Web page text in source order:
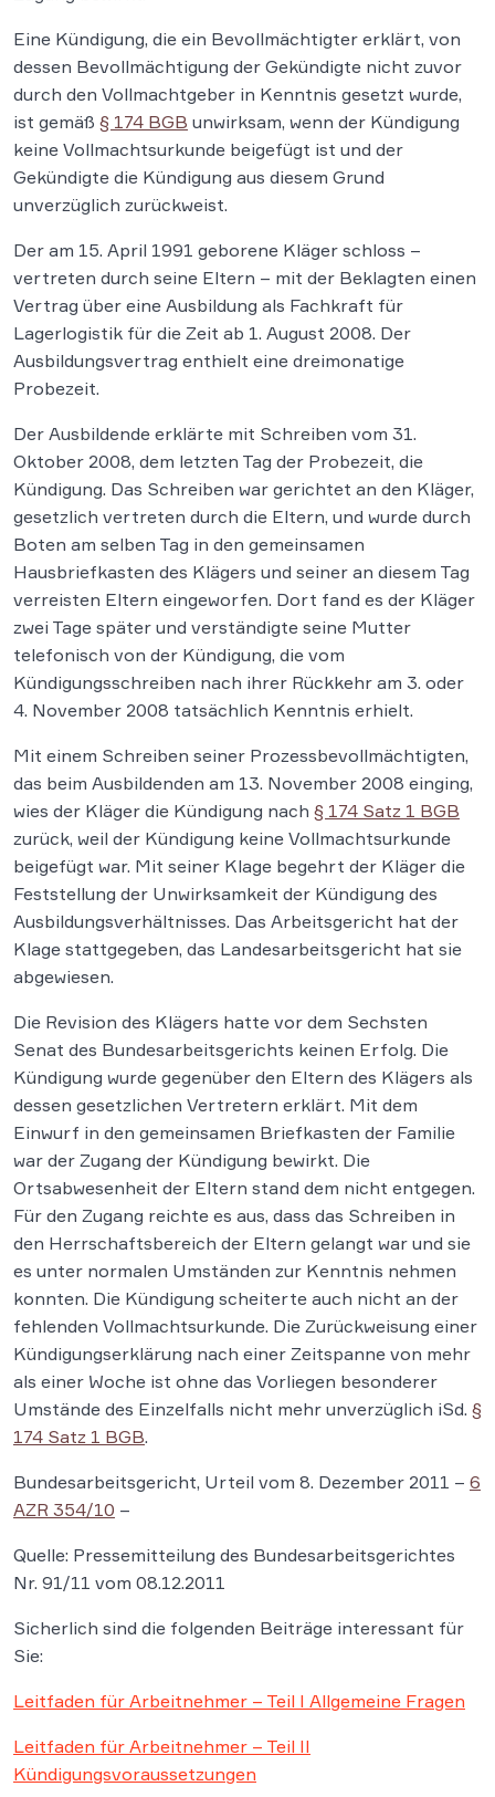
Eine Kündigung, die ein Bevollmächtigter erklärt, von
dessen Bevollmächtigung der Gekündigte nicht zuvor
durch den Vollmachtgeber in Kenntnis gesetzt wurde,
ist gemäß § 174 BGB unwirksam, wenn der Kündigung
keine Vollmachtsurkunde beigefügt ist und der
Gekündigte die Kündigung aus diesem Grund
unverzüglich zurückweist.
Der am 15. April 1991 geborene Kläger schloss –
vertreten durch seine Eltern – mit der Beklagten einen
Vertrag über eine Ausbildung als Fachkraft für
Lagerlogistik für die Zeit ab 1. August 2008. Der
Ausbildungsvertrag enthielt eine dreimonatige
Probezeit.
Der Ausbildende erklärte mit Schreiben vom 31.
Oktober 2008, dem letzten Tag der Probezeit, die
Kündigung. Das Schreiben war gerichtet an den Kläger,
gesetzlich vertreten durch die Eltern, und wurde durch
Boten am selben Tag in den gemeinsamen
Hausbriefkasten des Klägers und seiner an diesem Tag
verreisten Eltern eingeworfen. Dort fand es der Kläger
zwei Tage später und verständigte seine Mutter
telefonisch von der Kündigung, die vom
Kündigungsschreiben nach ihrer Rückkehr am 3. oder
4. November 2008 tatsächlich Kenntnis erhielt.
Mit einem Schreiben seiner Prozessbevollmächtigten,
das beim Ausbildenden am 13. November 2008 einging,
wies der Kläger die Kündigung nach § 174 Satz 1 BGB
zurück, weil der Kündigung keine Vollmachtsurkunde
beigefügt war. Mit seiner Klage begehrt der Kläger die
Feststellung der Unwirksamkeit der Kündigung des
Ausbildungsverhältnisses. Das Arbeitsgericht hat der
Klage stattgegeben, das Landesarbeitsgericht hat sie
abgewiesen.
Die Revision des Klägers hatte vor dem Sechsten
Senat des Bundesarbeitsgerichts keinen Erfolg. Die
Kündigung wurde gegenüber den Eltern des Klägers als
dessen gesetzlichen Vertretern erklärt. Mit dem
Einwurf in den gemeinsamen Briefkasten der Familie
war der Zugang der Kündigung bewirkt. Die
Ortsabwesenheit der Eltern stand dem nicht entgegen.
Für den Zugang reichte es aus, dass das Schreiben in
den Herrschaftsbereich der Eltern gelangt war und sie
es unter normalen Umständen zur Kenntnis nehmen
konnten. Die Kündigung scheiterte auch nicht an der
fehlenden Vollmachtsurkunde. Die Zurückweisung einer
Kündigungserklärung nach einer Zeitspanne von mehr
als einer Woche ist ohne das Vorliegen besonderer
Umstände des Einzelfalls nicht mehr unverzüglich iSd. §
174 Satz 1 BGB.
Bundesarbeitsgericht, Urteil vom 8. Dezember 2011 – 6
AZR 354/10 –
Quelle: Pressemitteilung des Bundesarbeitsgerichtes
Nr. 91/11 vom 08.12.2011
Sicherlich sind die folgenden Beiträge interessant für
Sie:
Leitfaden für Arbeitnehmer – Teil I Allgemeine Fragen
Leitfaden für Arbeitnehmer – Teil II
Kündigungsvoraussetzungen